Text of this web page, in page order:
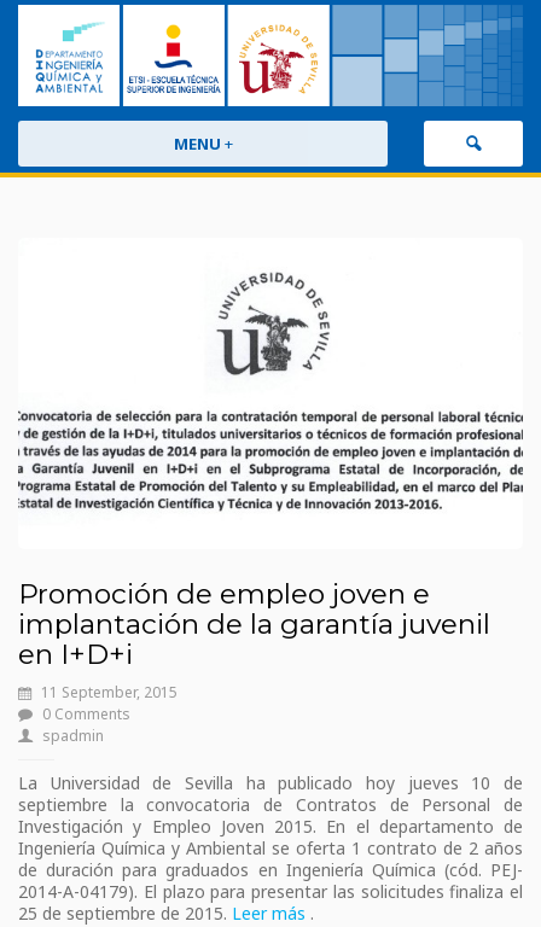
MENU +
Promoción de empleo joven e
implantación de la garantía juvenil
en I+D+i
11 September, 2015
0 Comments
spadmin
La Universidad de Sevilla ha publicado hoy jueves 10 de
septiembre la convocatoria de Contratos de Personal de
Investigación y Empleo Joven 2015. En el departamento de
Ingeniería Química y Ambiental se oferta 1 contrato de 2 años
de duración para graduados en Ingeniería Química (cód. PEJ-
2014-A-04179). El plazo para presentar las solicitudes finaliza el
25 de septiembre de 2015. Leer más .